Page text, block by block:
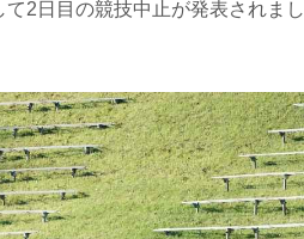
2日目の競技中止が発表されまし